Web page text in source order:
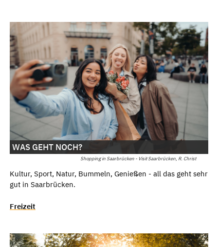
Shopping in Saarbrücken - Visit Saarbrücken, R. Christ
WAS GEHT NOCH?
Kultur, Sport, Natur, Bummeln, Genießen - all das geht sehr
gut in Saarbrücken.
Freizeit